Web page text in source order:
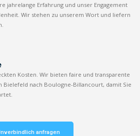
jahrelange Erfahrung und unser Engagement
Wir stehen zu unserem Wort und liefern
Kosten. Wir bieten faire und transparente
Bielefeld nach Boulogne-Billancourt, damit Sie
anfragen